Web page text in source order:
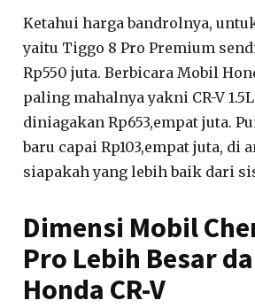
Ketahui harga bandrolnya,
yaitu Tiggo 8 Pro Premium
Rp550 juta. Berbicara Mobil
paling mahalnya yakni CR-V
diniagakan Rp653,empat juta.
baru capai Rp103,empat juta, di
siapakah yang lebih baik dari
Dimensi Mobil
Pro Lebih Besar
Honda CR-V